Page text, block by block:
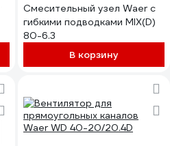
Смесительный узел Waer с
гибкими подводками MIX(D)
80-6.3
В корзину